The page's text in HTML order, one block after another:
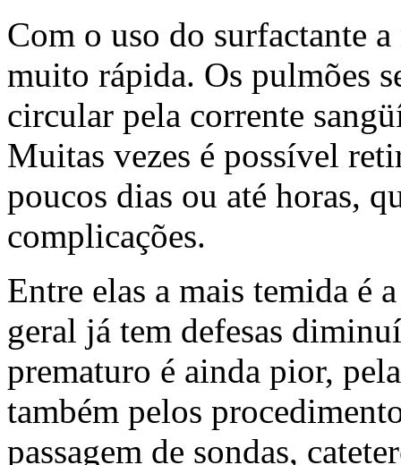
Com o uso do surfactante
muito rápida. Os pulmões
circular pela corrente
Muitas vezes é possível
poucos dias ou até horas,
complicações.
Entre elas a mais temida é
geral já tem defesas
prematuro é ainda pior,
também pelos
passagem de sondas,